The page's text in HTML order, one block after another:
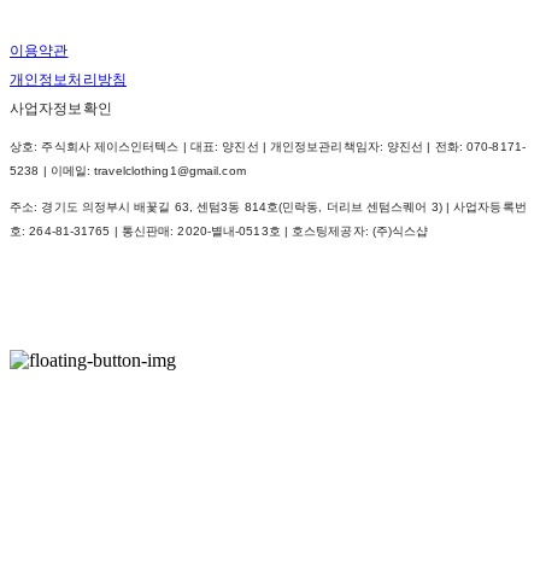
이용약관
개인정보처리방침
사업자정보확인
상호: 주식회사 제이스인터텍스 | 대표: 양진선 | 개인정보관리책임자: 양진선 | 전화: 070-8171-
5238 | 이메일: travelclothing1@gmail.com
주소: 경기도 의정부시 배꽃길 63, 센텀3동 814호(민락동, 더리브 센텀스퀘어 3) | 사업자등록번
호:264-81-31765 | 통신판매:2020-별내-0513호 | 호스팅제공자: (주)식스샵